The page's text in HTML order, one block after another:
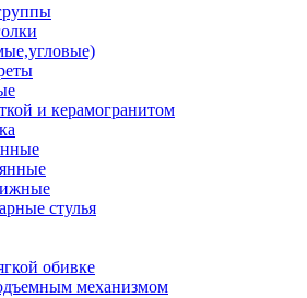
и керамогранитом
стулья
обивке
механизмом